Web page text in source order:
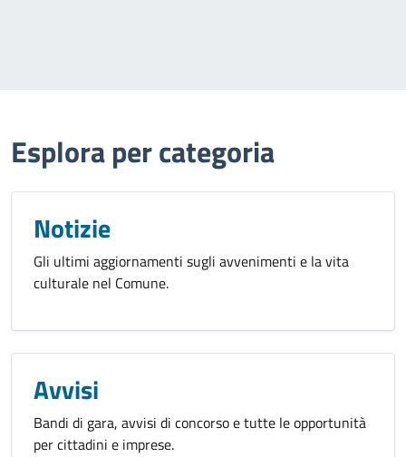
Esplora per categoria
Notizie
Gli ultimi aggiornamenti sugli avvenimenti e la vita
culturale nel Comune.
Avvisi
Bandi di gara, avvisi di concorso e tutte le opportunità
per cittadini e imprese.